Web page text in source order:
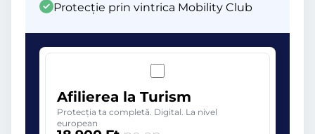
Protecție prin vintrica Mobility Club
Afilierea la Turism
Protecția ta completă. Digital. La nivel
european